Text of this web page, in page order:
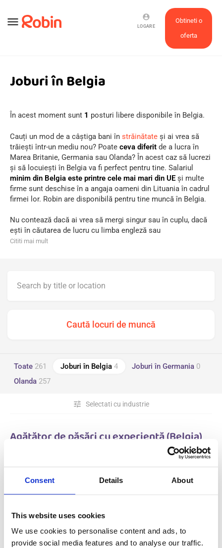
Consent Details About
This website uses cookies
We use cookies to personalise content and ads, to
provide social media features and to analyse our traffic.
menu
Obtineti o
oferta
account_circle
LOGARE
Joburi în Belgia
În acest moment sunt 1 posturi libere disponibile în Belgia.
Cauți un mod de a câştiga bani în străinătate şi ai vrea să
trăieşti într-un mediu nou? Poate ceva diferit de a lucra în
Marea Britanie, Germania sau Olanda? În acest caz să lucrezi
şi să locuieşti în Belgia va fi perfect pentru tine. Salariul
minim din Belgia este printre cele mai mari din UE şi multe
firme sunt deschise în a angaja oameni din Lituania în cadrul
firmei lor. Robin are disponibilă pentru tine muncă în Belgia.
Nu contează dacă ai vrea să mergi singur sau în cuplu, dacă
eşti în căutarea de lucru cu limba engleză sau
Cititi mai mult
Toate 261 Joburi în Belgia 4 Joburi în Germania 0
Olanda 257
Selectati cu industrie
tune
Agățător de păsări cu experiență (Belgia)
Available positions:
Position is open for:139 zile